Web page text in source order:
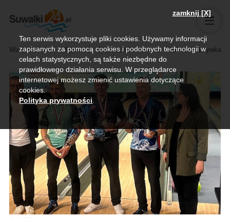
Wiadomości Sport Biznes, rolnictwo Kultura i rozrywka
zamknij [X]
Ten serwis wykorzystuje pliki cookies. Używamy informacji
zapisanych za pomocą cookies i podobnych technologii w
celach statystycznych, są także niezbędne do
prawidłowego działania serwisu. W przeglądarce
internetowej możesz zmienić ustawienia dotyczące
cookies.
Polityka prywatności